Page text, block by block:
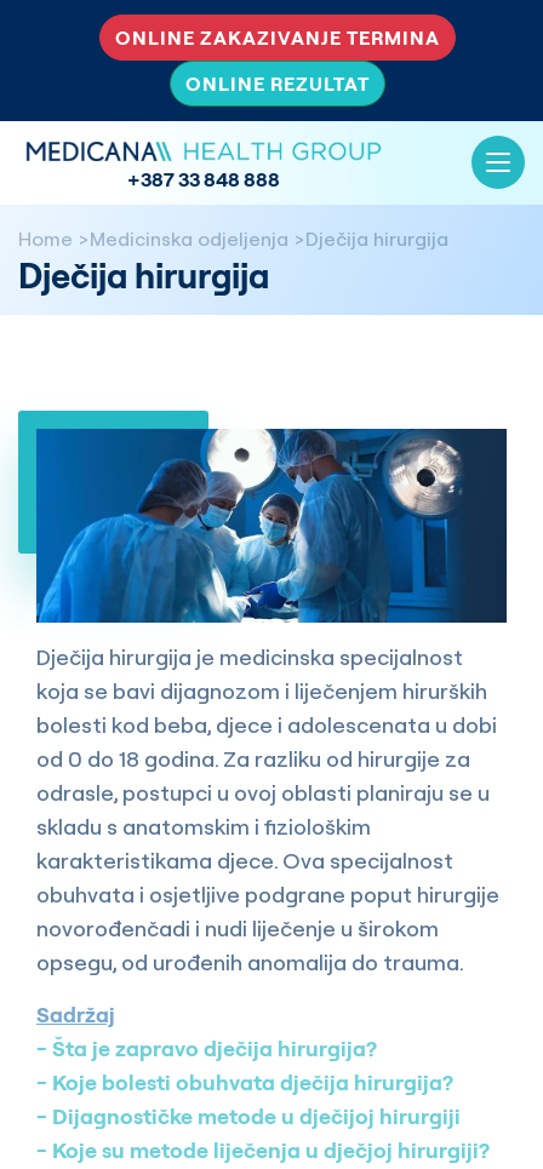
ONLINE ZAKAZIVANJE TERMINA
ONLINE REZULTAT
+387 33 848 888
Home Medicinska odjeljenja Dječija hirurgija
Dječija hirurgija
Dječija hirurgija je medicinska specijalnost
koja se bavi dijagnozom i liječenjem hirurških
bolesti kod beba, djece i adolescenata u dobi
od 0 do 18 godina. Za razliku od hirurgije za
odrasle, postupci u ovoj oblasti planiraju se u
skladu s anatomskim i fiziološkim
karakteristikama djece. Ova specijalnost
obuhvata i osjetljive podgrane poput hirurgije
novorođenčadi i nudi liječenje u širokom
opsegu, od urođenih anomalija do trauma.
Sadržaj
Šta je zapravo dječija hirurgija?
Koje bolesti obuhvata dječija hirurgija?
Dijagnostičke metode u dječijoj hirurgiji
Koje su metode liječenja u dječjoj hirurgiji?